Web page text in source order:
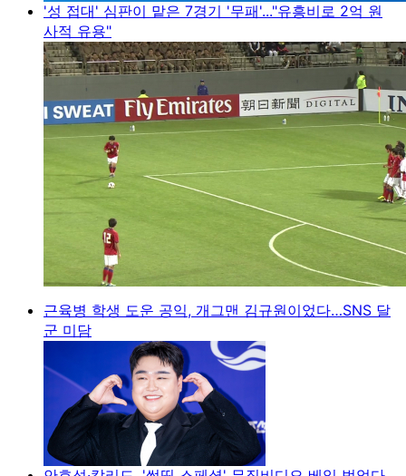
'성 접대' 심판이 맡은 7경기 '무패'..."유흥비로 2억 원
사적 유용"
근육병 학생 도운 공익, 개그맨 김규원이었다…SNS 달
군 미담